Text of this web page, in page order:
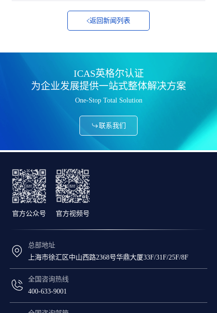
返回新闻列表
ICAS英格尔认证
为企业发展提供一站式整体解决方案
One-Stop Total Solution
联系我们
官方公众号 官方视频号
总部地址
上海市徐汇区中山西路2368号华鼎大厦33F/31F/25F/8F
全国咨询热线
400-633-9001